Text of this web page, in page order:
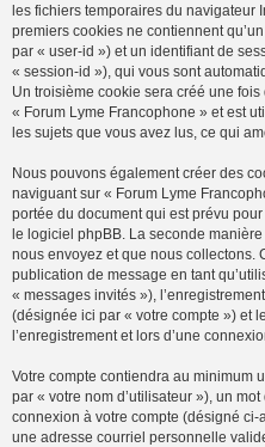
les fichiers temporaires du navigateur
premiers cookies ne contiennent
par « user-id ») et un identifiant de
« session-id »), qui vous sont
Un troisième cookie sera créé une
« Forum Lyme Francophone » et est
les sujets que vous avez lus, ce qui
Nous pouvons également créer des
naviguant sur « Forum Lyme
portée du document qui est prévu
le logiciel phpBB. La seconde
nous envoyez et que nous collectons.
publication de message en tant
« messages invités »),
(désignée ici par « votre compte ») et
l’enregistrement et lors d’une
Votre compte contiendra au minimum
par « votre nom d’utilisateur »), un
connexion à votre compte (désigné
une adresse courriel personnelle